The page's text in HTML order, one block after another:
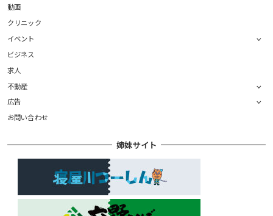
動画
クリニック
イベント
ビジネス
求人
不動産
広告
お問い合わせ
姉妹サイト